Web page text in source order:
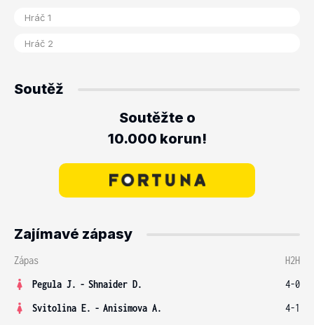
Soutěž
Soutěžte o
10.000 korun!
Zajímavé zápasy
Zápas
H2H
Pegula J. - Shnaider D.
4-0
Svitolina E. - Anisimova A.
4-1